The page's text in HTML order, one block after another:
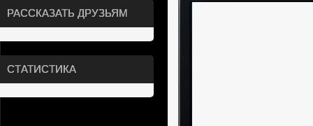
РАССКАЗАТЬ ДРУЗЬЯМ
СТАТИСТИКА